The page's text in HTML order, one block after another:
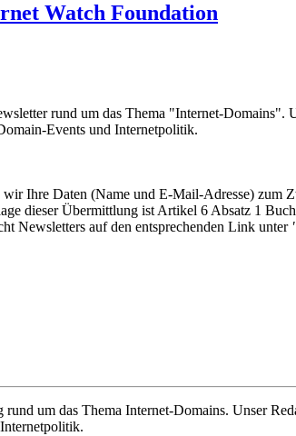
Watch Foundation
rund um das Thema "Internet-Domains".
Events und Internetpolitik.
Ihre Daten (Name und E-Mail-Adresse) zum
dieser Übermittlung ist Artikel 6 Absatz 1
Newsletters auf den entsprechenden Link unter
um das Thema Internet-Domains. Unser